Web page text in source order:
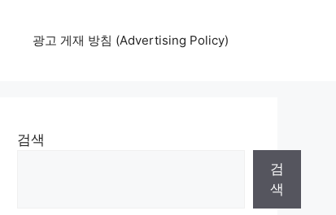
광고 게재 방침 (Advertising Policy)
검색
검
색